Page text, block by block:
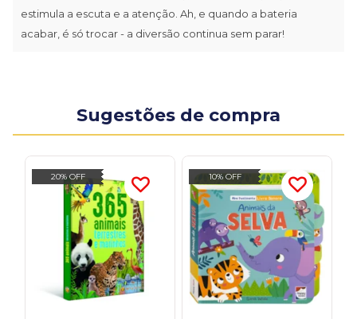
estimula a escuta e a atenção. Ah, e quando a bateria
acabar, é só trocar - a diversão continua sem parar!
Sugestões de compra
20% OFF 10% OFF